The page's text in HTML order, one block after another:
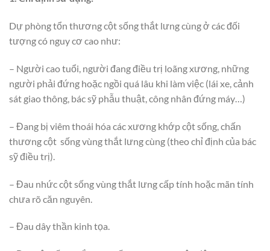
Dự phòng tổn thương cột sống thắt lưng cùng ở các đối
tượng có nguy cơ cao như:
– Người cao tuổi, người đang điều trị loãng xương, những
người phải đứng hoặc ngồi quá lâu khi làm việc (lái xe, cảnh
sát giao thông, bác sỹ phẫu thuật, công nhân đứng máy…)
– Đang bị viêm thoái hóa các xương khớp cột sống, chấn
thương cột sống vùng thắt lưng cùng (theo chỉ định của bác
sỹ điều trị).
– Đau nhức cột sống vùng thắt lưng cấp tính hoặc mãn tính
chưa rõ căn nguyên.
– Đau dây thần kinh tọa.